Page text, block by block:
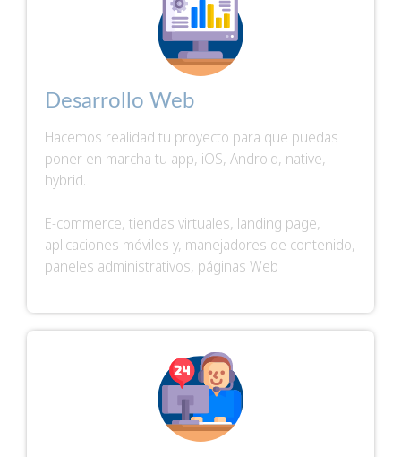
Desarrollo Web
Hacemos realidad tu proyecto para que puedas
poner en marcha tu app, iOS, Android, native,
hybrid.
E-commerce, tiendas virtuales, landing page,
aplicaciones móviles y, manejadores de contenido,
paneles administrativos, páginas Web